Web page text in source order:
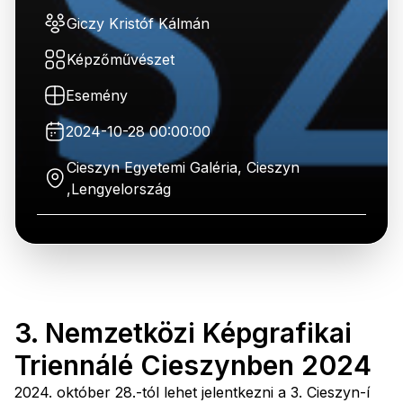
Giczy Kristóf Kálmán
Képzőművészet
Esemény
2024-10-28 00:00:00
Cieszyn Egyetemi Galéria, Cieszyn
,Lengyelország
3. Nemzetközi Képgrafikai
Triennálé Cieszynben 2024
2024. október 28.-tól lehet jelentkezni a 3. Cieszyn-í